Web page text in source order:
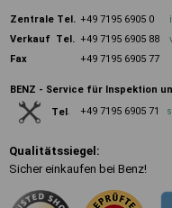
Zentrale Tel. +49 7195 6905 0
Verkauf Tel. +49 7195 6905 88
Fax
+49 7195 6905 77
BENZ - Service für Inspektion
Tel. +49 7195 6905 71
Qualitätssiegel:
Sicher einkaufen bei Benz!